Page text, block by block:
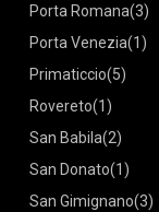
Porta Romana(3)
Porta Venezia(1)
Primaticcio(5)
Rovereto(1)
San Babila(2)
San Donato(1)
San Gimignano(3)